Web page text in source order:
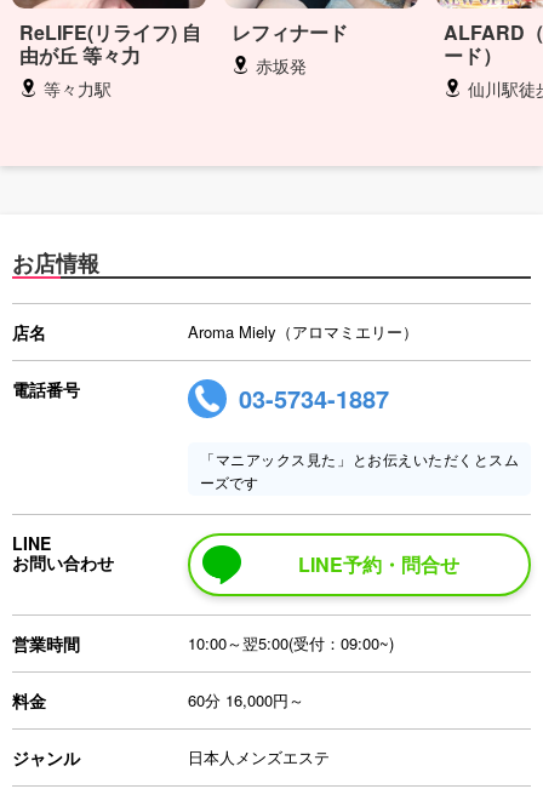
ReLIFE(リライフ) 自
由が丘 等々力
等々力駅
レフィナード
赤坂発
ALFARD
ード）
仙川駅徒歩3分、千歳烏
お店情報
店名 Aroma Miely（アロマミエリー）
電話番号 03-5734-1887
「マニアックス見た」とお伝えいただくとスム
ーズです
LINE
お問い合わせ
LINE予約・問合せ
営業時間 10:00～翌5:00(受付：09:00~)
料金 60分 16,000円～
ジャンル 日本人メンズエステ